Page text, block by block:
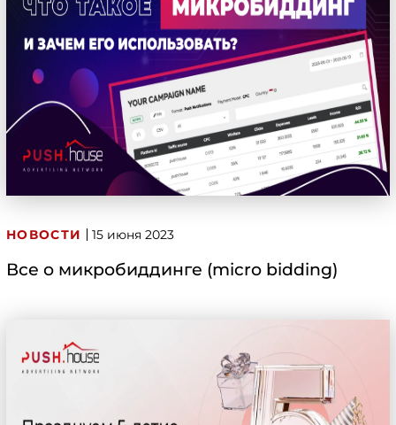
НОВОСТИ 15 июня 2023
Все о микробиддинге (micro bidding)